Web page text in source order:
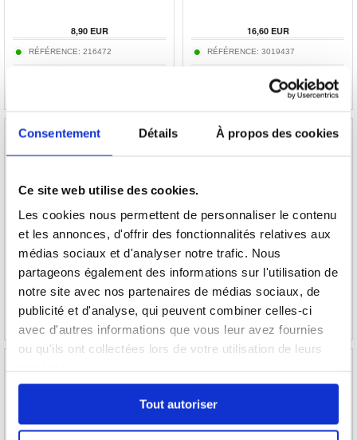
Consentement Détails À propos des cookies
Ce site web utilise des cookies.
Les cookies nous permettent de personnaliser le contenu
et les annonces, d'offrir des fonctionnalités relatives aux
médias sociaux et d'analyser notre trafic. Nous
partageons également des informations sur l'utilisation de
notre site avec nos partenaires de médias sociaux, de
publicité et d'analyse, qui peuvent combiner celles-ci
avec d'autres informations que vous leur avez fournies
ou qu'ils ont collectées lors de votre utilisation de leurs
Tout autoriser
8,90EUR
RÉFÉRENCE: 216472
16,60EUR
RÉFÉRENCE: 3019437
Câble de charge et de données 4 en 1 Dudao
Noir
7,60EUR
RÉFÉRENCE: 3016124
Câble Magnétique LED 3-en-1 - Lightning,
8,90
6,80EUR
Baseus L41 Adaptateur audio USB-C vers
3.5mm - Noir
Câble de Charge Prio High-Speed 3-en-1 - 2m